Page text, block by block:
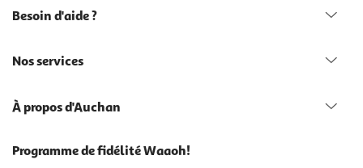
Besoin d'aide ?
Nos services
À propos d'Auchan
Programme de fidélité Waaoh!